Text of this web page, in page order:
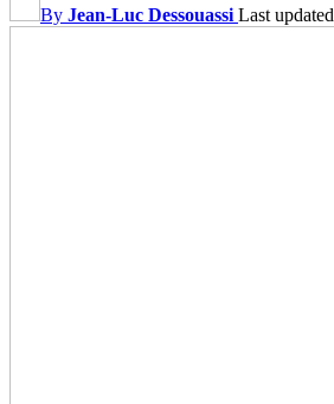
By Jean-Luc Dessouassi Last updated